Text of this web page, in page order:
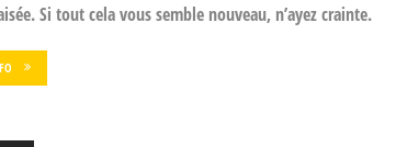
Si tout cela vous semble nouveau, n’ayez crainte.